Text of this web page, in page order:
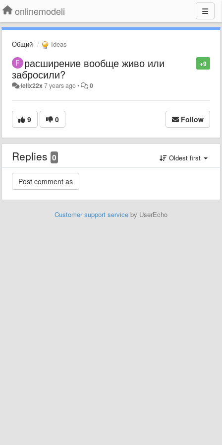
onlinemodeli
Общий Ideas
+9
расширение вообще живо или
забросили?
felix22x7 years ago• 0
9 0 Follow
Replies 0 Oldest first
Customer support service by UserEcho